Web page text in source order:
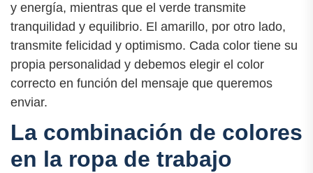
y energía, mientras que el verde transmite
tranquilidad y equilibrio. El amarillo, por otro lado,
transmite felicidad y optimismo. Cada color tiene su
propia personalidad y debemos elegir el color
correcto en función del mensaje que queremos
enviar.
La combinación de colores
en la ropa de trabajo